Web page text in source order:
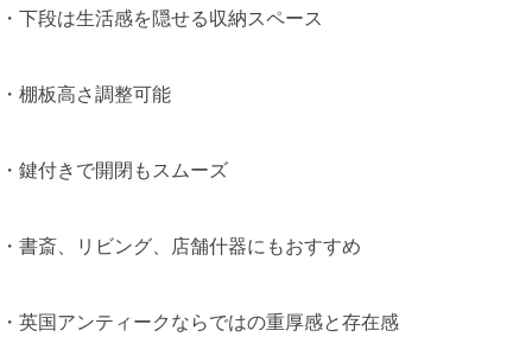
・下段は生活感を隠せる収納スペース
・棚板高さ調整可能
・鍵付きで開閉もスムーズ
・書斎、リビング、店舗什器にもおすすめ
・英国アンティークならではの重厚感と存在感